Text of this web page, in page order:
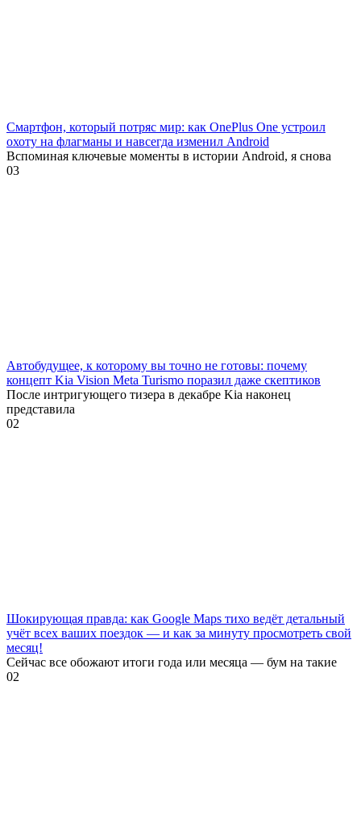
Смартфон, который потряс мир: как OnePlus One устроил
охоту на флагманы и навсегда изменил Android
Вспоминая ключевые моменты в истории Android, я снова
03
Автобудущее, к которому вы точно не готовы: почему
концепт Kia Vision Meta Turismo поразил даже скептиков
После интригующего тизера в декабре Kia наконец
представила
02
Шокирующая правда: как Google Maps тихо ведёт детальный
учёт всех ваших поездок — и как за минуту просмотреть свой
месяц!
Сейчас все обожают итоги года или месяца — бум на такие
02